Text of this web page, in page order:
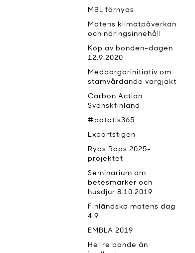
MBL förnyas
Matens klimatpåverkan
och näringsinnehåll
Köp av bonden-dagen
12.9.2020
Medborgarinitiativ om
stamvårdande vargjakt
Carbon Action
Svenskfinland
#potatis365
Exportstigen
Rybs Raps 2025-
projektet
Seminarium om
betesmarker och
husdjur 8.10.2019
Finländska matens dag
4.9
EMBLA 2019
Hellre bonde än